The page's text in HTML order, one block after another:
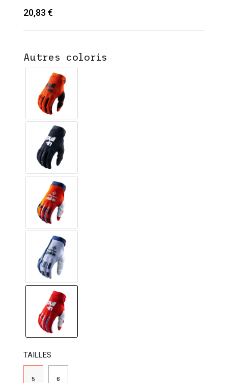
20,83 €
Autres coloris
TAILLES
5 6